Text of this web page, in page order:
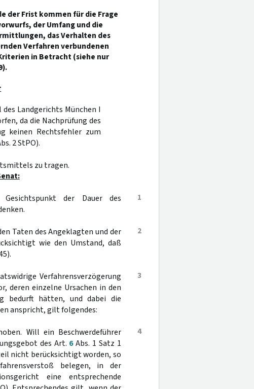
der Frist kommen für die Frage
der Umfang und die
das Verhalten des
Verfahren verbundenen
in Betracht (siehe nur
Landgerichts München I
da die Nachprüfung des
keinen Rechtsfehler zum
2 StPO).
zu tragen.
1
der Dauer des
2
Taten des Angeklagten und der
wie den Umstand, daß
3
Verfahrensverzögerung
deren einzelne Ursachen in den
bedurft hätten, und dabei die
anspricht, gilt folgendes:
4
Will ein Beschwerdeführer
des Art. 6Abs. 1 Satz 1
nicht berücksichtigt worden, so
belegen, in der
eine entsprechende